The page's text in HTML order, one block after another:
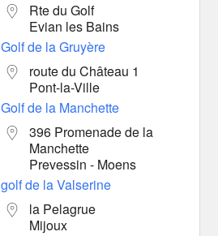
Rte du Golf
Evian les Bains
Golf de la Gruyère
route du Château 1
Pont-la-Ville
Golf de la Manchette
396 Promenade de la
Manchette
Prevessin - Moens
golf de la Valserine
la Pelagrue
Mijoux